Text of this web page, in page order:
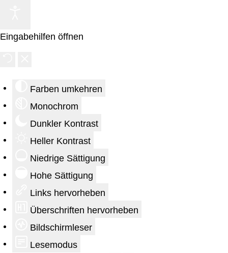
Eingabehilfen öffnen
Farben umkehren
Monochrom
Dunkler Kontrast
Heller Kontrast
Niedrige Sättigung
Hohe Sättigung
Links hervorheben
Überschriften hervorheben
Bildschirmleser
Lesemodus